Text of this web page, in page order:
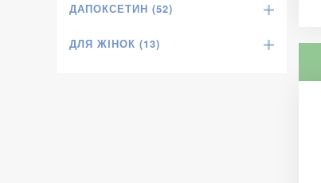
ДАПОКСЕТИН (52)
ДЛЯ ЖІНОК (13)